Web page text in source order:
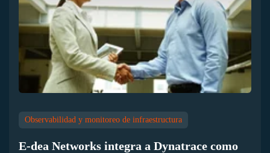
Observabilidad y monitoreo de infraestructura
E-dea Networks integra a Dynatrace como